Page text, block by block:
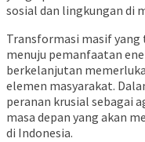
sosial dan lingkungan di
Transformasi masif
menuju pemanfaatan
berkelanjutan
elemen masyarakat.
peranan krusial sebagai
masa depan yang akan
di Indonesia.